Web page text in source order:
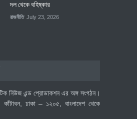
দল থেকে বহিষ্কার
রাজনীতি July 23, 2026
নিউজ এন্ড প্রোডাকশন এর অঙ্গ সংগঠন।
ঢাকা – ১২০৫, বাংলাদেশ থেকে